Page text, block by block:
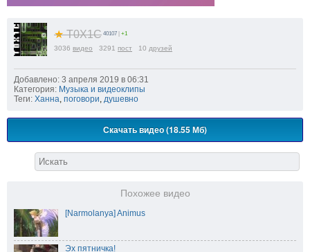
★T0X1C 40107 +1
3036 видео 3291 пост 10 друзей
Добавлено: 3 апреля 2019 в 06:31
Категория: Музыка и видеоклипы
Теги: Ханна, поговори, душевно
Скачать видео (18.55 Мб)
Похожее видео
[Narmolanya] Animus
Эх пятничка!